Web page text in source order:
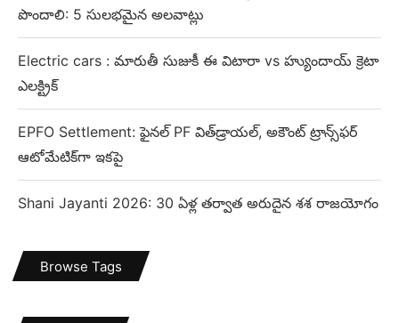
పొందాలి: 5 సులభమైన అలవాట్లు
Electric cars : మారుతీ సుజుకీ ఈ విటారా vs హ్యుందాయ్ క్రెటా
ఎలక్ట్రిక్
EPFO Settlement: ఫైనల్ PF విత్‌డ్రాయల్, అకౌంట్ ట్రాన్స్‌ఫర్
ఆటోమేటిక్‌గా ఇకపై
Shani Jayanti 2026: 30 ఏళ్ల తర్వాత అరుదైన శశ రాజయోగం
Browse Tags